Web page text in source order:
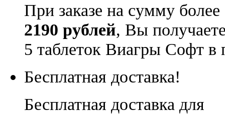
При заказе на сумму более
2190 рублей, Вы
5 таблеток Виагры Софт в
Бесплатная доставка!
Бесплатная доставка для